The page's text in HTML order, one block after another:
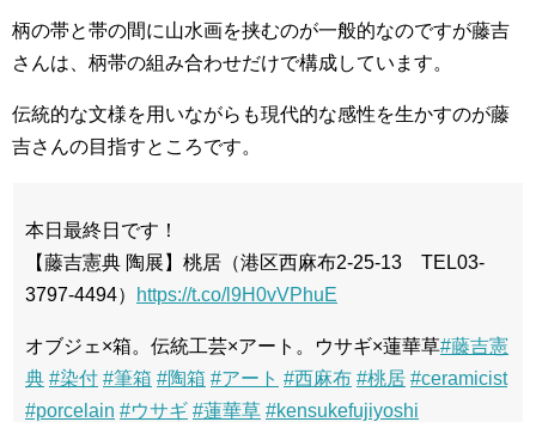
柄の帯と帯の間に山水画を挟むのが一般的なのですが藤吉
さんは、柄帯の組み合わせだけで構成しています。
伝統的な文様を用いながらも現代的な感性を生かすのが藤
吉さんの目指すところです。
本日最終日です！
【藤吉憲典 陶展】桃居（港区西麻布2-25-13 TEL03-
3797-4494）
https://t.co/l9H0vVPhuE
オブジェ×箱。伝統工芸×アート。ウサギ×蓮華草#藤吉憲
典 #染付 #筆箱 #陶箱 #アート #西麻布 #桃居 #ceramicist
#porcelain #ウサギ #蓮華草 #kensukefujiyoshi